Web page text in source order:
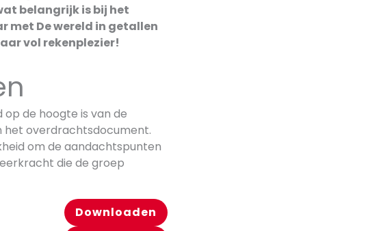
belangrijk is bij het
met De wereld in getallen
vol rekenplezier!
de hoogte is van de
het overdrachtsdocument.
om de aandachtspunten
die de groep
Downloaden